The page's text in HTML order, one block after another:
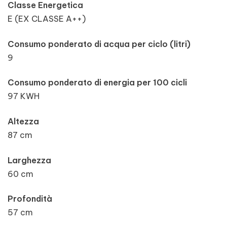
Classe Energetica
E (EX CLASSE A++)
Consumo ponderato di acqua per ciclo (litri)
9
Consumo ponderato di energia per 100 cicli
97 KWH
Altezza
87 cm
Larghezza
60 cm
Profondità
57 cm